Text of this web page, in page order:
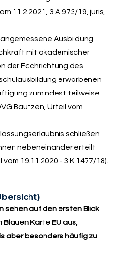
11.2.2021, 3 A 973/19, juris,
Ausbildung
mit akademischer
der Fachrichtung des
erworbenen
zumindest teilweise
Bautzen, Urteil vom
schließen
nebeneinander erteilt
19.11.2020 - 3 K 1477/18).
sehen auf den ersten Blick
Karte EU aus,
aber besonders häufig zu